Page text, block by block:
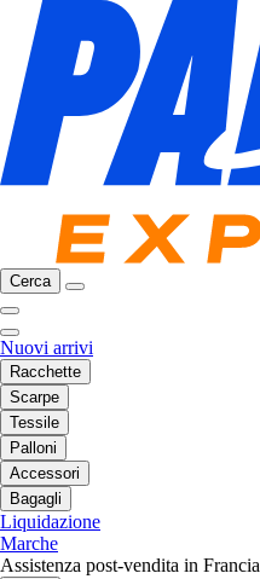
Cerca
Nuovi arrivi
Racchette
Scarpe
Tessile
Palloni
Accessori
Bagagli
Liquidazione
Marche
Assistenza post-vendita in Francia